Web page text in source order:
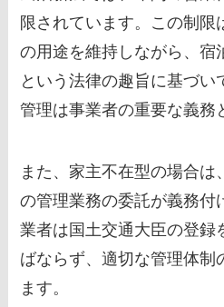
限されています。この制限
の用途を維持しながら、宿
という法律の趣旨に基づい
管理は事業者の重要な義務
また、家主不在型の場合は
の管理業務の委託が義務付
業者は国土交通大臣の登録
ばならず、適切な管理体制
ます。